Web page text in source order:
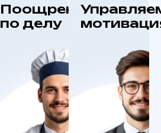
Поощрение
по делу